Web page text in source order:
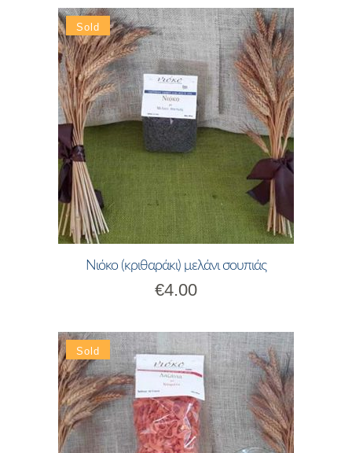
Νιόκο (κριθαράκι) μελάνι σουπιάς
€4.00